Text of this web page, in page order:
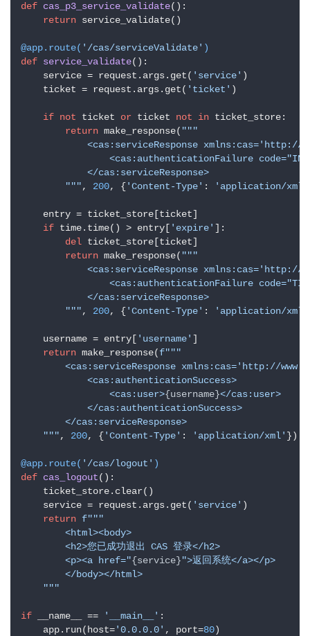
def cas_p3_service_validate():
return service_validate()
@app.route( '/cas/serviceValidate' )
def service_validate():
    service = request.args.get(
'service' )
    ticket = request.args.get(
'ticket' )
if not ticket or ticket not in ticket_store:
return make_response( """
<cas:serviceResponse xmlns:cas='http://
<cas:authenticationFailure
            </cas:serviceResponse>
        """
, 200, {'Content-Type' : 'application/xml'
    entry = ticket_store[ticket]
if time.time() > entry[ 'expire' ]:
del ticket_store[ticket]
return make_response( """
<cas:serviceResponse xmlns:cas='http://
<cas:authenticationFailure
            </cas:serviceResponse>
        """
, 200, {'Content-Type' : 'application/xml'
    username = entry[
'username' ]
return make_response(f"""
<cas:serviceResponse xmlns:cas='http://
            <cas:authenticationSuccess>
                <cas:user>
{username}</cas:user>
            </cas:authenticationSuccess>
        </cas:serviceResponse>
    """
, 200, {'Content-Type' : 'application/xml' })
@app.route( '/cas/logout' )
def cas_logout():
    ticket_store.clear()
    service = request.args.get(
'service' )
return f"""
        <html><body>
        <h2>您已成功退出 CAS 登录</h2>
        <p><a href="
{service}">返回系统</a></p>
        </body></html>
    """
if __name__ == '__main__' :
    app.run(host=
'0.0.0.0' , port=80)